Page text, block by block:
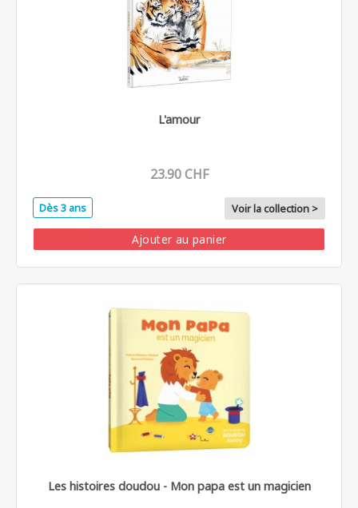
L'amour
23.90 CHF
Dès 3 ans Voir la collection >
Ajouter au panier
Les histoires doudou - Mon papa est un magicien